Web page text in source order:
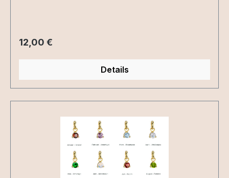
Regulärer Preis:
12,00 €
Details